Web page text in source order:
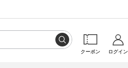
クーポン ログイン